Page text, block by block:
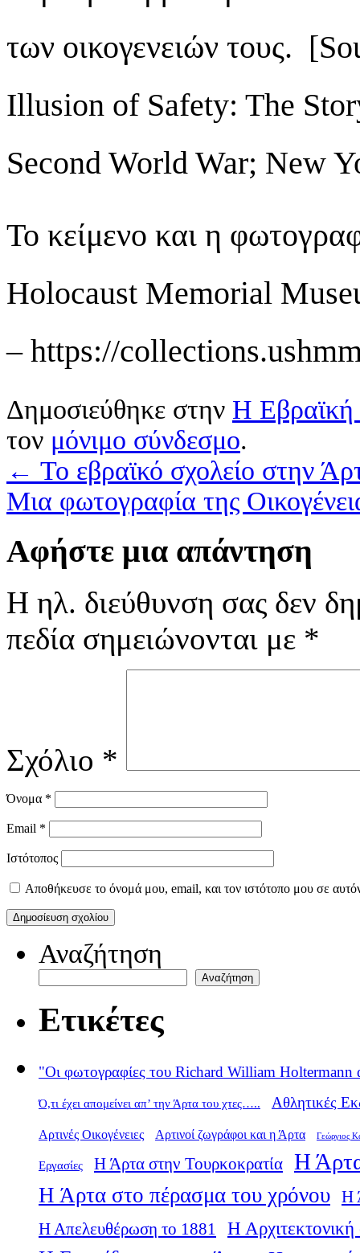
των οικογενειών τους.
Illusion of Safety: The
Second World War; New
Το κείμενο και η
Holocaust Memorial
– https://
Δημοσιεύθηκε στην Η Εβραϊκή
τον μόνιμο σύνδεσμο.
← Το εβραϊκό σχολείο στην
Μια φωτογραφία της
Αφήστε μια απάντηση
Η ηλ. διεύθυνση σας δεν
πεδία σημειώνονται με *
Σχόλιο *
Όνομα *
Email *
Ιστότοπος
Αποθήκευσε το όνομά μου, email, και τον ιστότοπο μου σε
Αναζήτηση
Αναζήτηση
Ετικέτες
"Οι φωτογραφίες του Richard William Holtermann
Ό,τι έχει απομείνει απ’ την Άρτα του χτες….. Αθλητικές
Αρτινές Οικογένειες Αρτινοί ζωγράφοι και η Άρτα Γεώργιος
Εργασίες Η Άρτα στην Τουρκοκρατία Η
Η Άρτα στο πέρασμα του χρόνου Η
Η Απελευθέρωση το 1881
Η